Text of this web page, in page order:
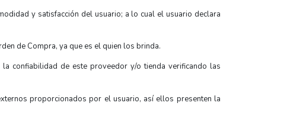
y satisfacción del usuario; a lo cual el usuario declara
de Compra, ya que es el quien los brinda.
confiabilidad de este proveedor y/o tienda verificando las
proporcionados por el usuario, así ellos presenten la